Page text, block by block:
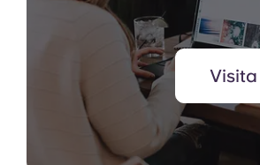
Visita